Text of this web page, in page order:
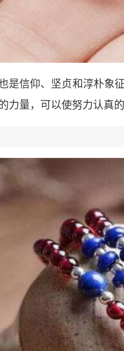
是信仰、坚贞和淳朴象
力量，可以使努力认真